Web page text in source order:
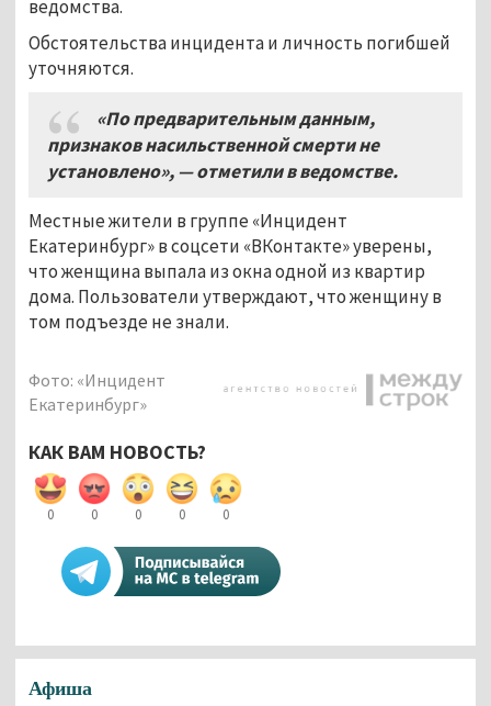
ведомства.
Обстоятельства инцидента и личность погибшей
уточняются.
«По предварительным данным,
признаков насильственной смерти не
установлено», —отметили в ведомстве.
Местные жители в группе «Инцидент
Екатеринбург» в соцсети «ВКонтакте» уверены,
что женщина выпала из окна одной из квартир
дома. Пользователи утверждают, что женщину в
том подъезде не знали.
Фото: «Инцидент
Екатеринбург»
КАК ВАМ НОВОСТЬ?
0 0 0 0 0
Афиша